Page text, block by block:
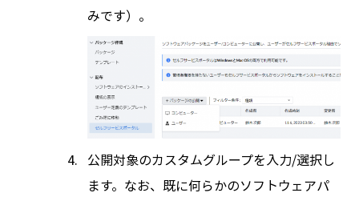
みです）。
公開対象のカスタムグループを入力/選択し
ます。なお、既に何らかのソフトウェアパ